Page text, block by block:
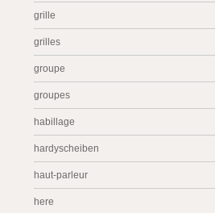
grille
grilles
groupe
groupes
habillage
hardyscheiben
haut-parleur
here